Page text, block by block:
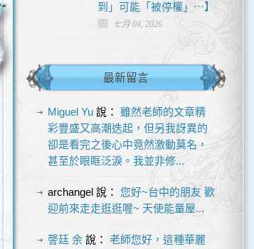
到」可能「被停權」⋯】
七月 04, 2026
最新留言
Miguel Yu說： 雖然老師的文章精
彩豐盛又高潮迭起，但另我訝異的
卻是看完之後心中竟然激動莫名，
甚至於眼眶泛淚。我並非修...
archangel說： 您好~台中的朋友 歡
迎前來走走逛逛喔~ 天使能量屋...
謦廷 余說： 老師您好，這種華麗